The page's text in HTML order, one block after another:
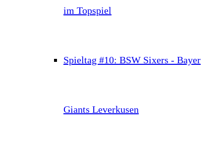
im Topspiel
Spieltag #10: BSW Sixers - Bayer
Giants Leverkusen